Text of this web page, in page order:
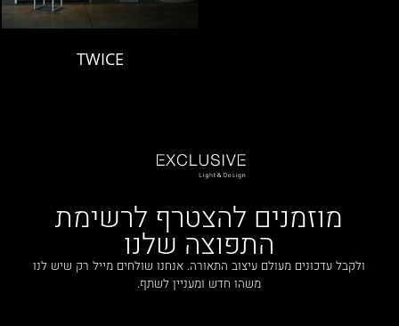
TWICE
מוזמנים להצטרף לרשימת
התפוצה שלנו
ולקבל עדכונים מעולם עיצוב התאורה. אנחנו שולחים מייל רק שיש לנו
משהו חדש ומעניין לשתף.